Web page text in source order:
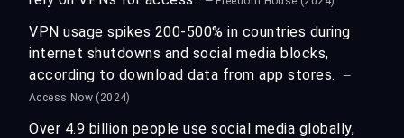
VPN usage spikes 200-500% in countries during
internet shutdowns and social media blocks,
according to download data from app stores.
—
Access Now (2024)
Over 4.9 billion people use social media globally,